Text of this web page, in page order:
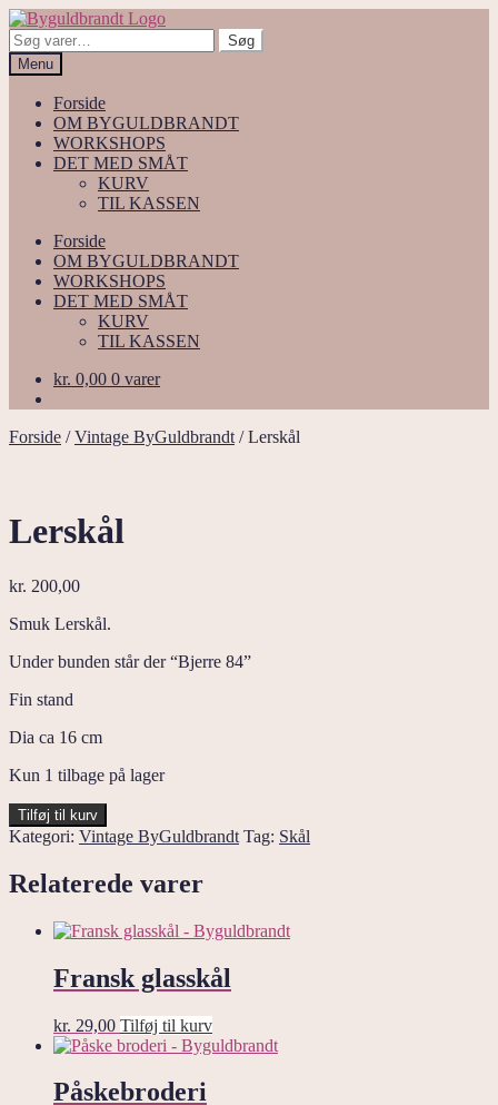
Spring
til
navigation
Spring
til
indhold
Søg
efter:
Søg
Menu
Forside
OM BYGULDBRANDT
WORKSHOPS
DET MED SMÅT
KURV
TIL KASSEN
Forside
OM BYGULDBRANDT
WORKSHOPS
DET MED SMÅT
KURV
TIL KASSEN
kr. 0,00 0 varer
Forside /Vintage ByGuldbrandt /Lerskål
Lerskål
kr. 200,00
Smuk Lerskål.
Under bunden står der “Bjerre 84”
Fin stand
Dia ca 16 cm
Kun 1 tilbage på lager
Lerskål
antal
Tilføj til kurv
Kategori: Vintage ByGuldbrandt Tag: Skål
Relaterede varer
Fransk glasskål
kr. 29,00 Tilføj til kurv
Påskebroderi